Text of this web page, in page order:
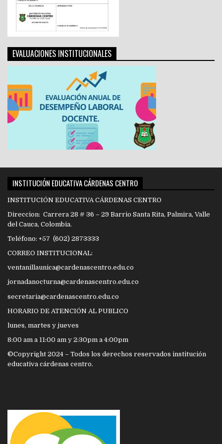
EVALUACIONES INSTITUCIONALES
INSTITUCIÓN EDUCATIVA CÁRDENAS CENTRO
INSTITUCIÓN EDUCATIVA CÁRDENAS CENTRO
Direccion: Carrera 28 # 36 – 29 Barrio Santa Rita, Palmira, Valle
del Cauca, Colombia.
Teléfono: +57 (602) 2873333
CORREO INSTITUCIONAL:
ventanillaunica@cardenascentro.edu.co
jornadanocturna@cardenascentro.edu.co
secretaria@cardenascentro.edu.co
HORARIO DE ATENCIÓN AL PUBLICO
lunes, martes y jueves
8:00 am a 11:00 am y 2:30pm a 4:00pm
©Copyright 2024 – Todos los derechos reservados institución
educativa cárdenas centro.